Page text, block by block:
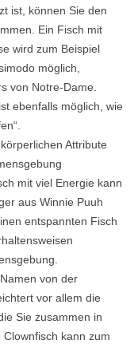
ist, können Sie den
Ein Fisch mit
wird zum Beispiel
möglich,
von Notre-Dame.
ebenfalls möglich, wie
Attribute
mit viel Energie kann
aus Winnie Puuh
entspannten Fisch
von der
vor allem die
Sie zusammen in
kann zum